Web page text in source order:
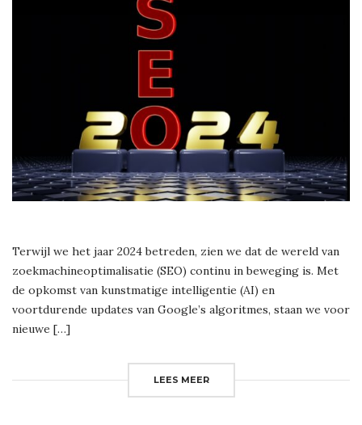
Terwijl we het jaar 2024 betreden, zien we dat de wereld van
zoekmachineoptimalisatie (SEO) continu in beweging is. Met
de opkomst van kunstmatige intelligentie (AI) en
voortdurende updates van Google’s algoritmes, staan we voor
nieuwe […]
LEES MEER